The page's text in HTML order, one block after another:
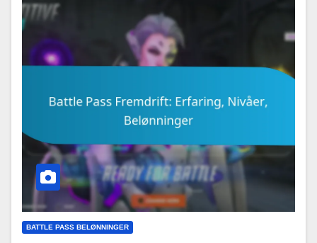
BATTLE PASS BELØNNINGER